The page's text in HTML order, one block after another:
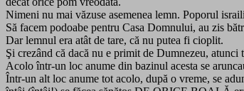
Nimeni nu mai văzuse asemenea lemn. Poporul
Să facem podoabe pentru Casa Domnului, au zis
Dar lemnul era atât de tare, că nu putea fi cioplit.
Şi crezând că dacă nu e primit de Dumnezeu,
Acolo într-un loc anume din bazinul acesta se
Într-un alt loc anume tot acolo, după o vreme, se